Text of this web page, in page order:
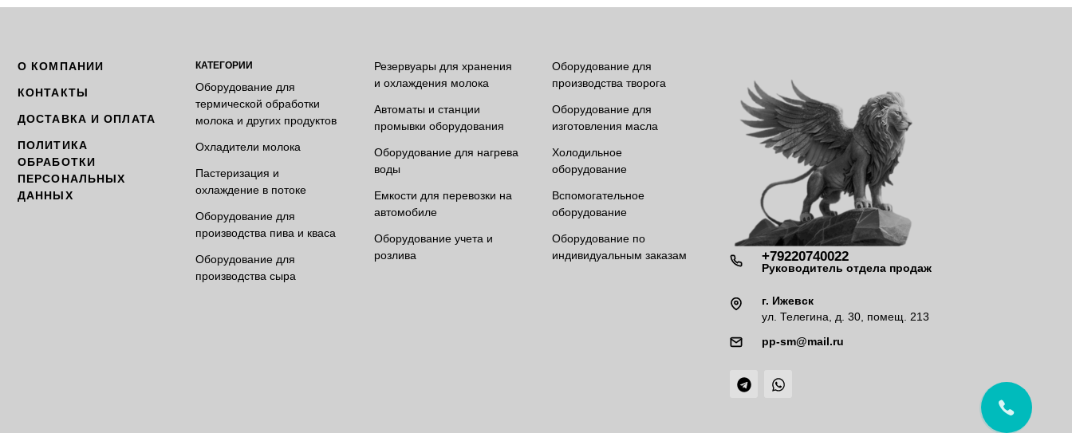
О КОМПАНИИ
КОНТАКТЫ
ДОСТАВКА И ОПЛАТА
ПОЛИТИКА
ОБРАБОТКИ
ПЕРСОНАЛЬНЫХ
ДАННЫХ
КАТЕГОРИИ
Оборудование для
термической обработки
молока и других продуктов
Охладители молока
Пастеризация и
охлаждение в потоке
Оборудование для
производства пива и кваса
Оборудование для
производства сыра
Резервуары для хранения
и охлаждения молока
Автоматы и станции
промывки оборудования
Оборудование для нагрева
воды
Емкости для перевозки на
автомобиле
Оборудование учета и
розлива
Оборудование для
производства творога
Оборудование для
изготовления масла
Холодильное
оборудование
Вспомогательное
оборудование
Оборудование по
индивидуальным заказам
+79220740022
Руководитель отдела продаж
г. Ижевск
ул. Телегина, д. 30, помещ. 213
pp-sm@mail.ru